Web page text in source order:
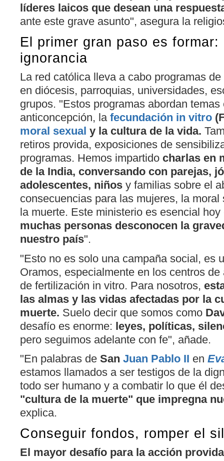
líderes laicos que desean una
ante este grave asunto", asegura la
El primer gran paso es formar:
ignorancia
La red católica lleva a cabo programas
en diócesis, parroquias, universidades,
grupos. "Estos programas abordan
anticoncepción, la fecundación in vitro
moral sexual y la cultura de la vida.
retiros provida, exposiciones de
programas. Hemos impartido charlas en
de la India, conversando con parejas,
adolescentes, niños y familias sobre el
consecuencias para las mujeres, la
la muerte. Este ministerio es esencial
muchas personas desconocen la
nuestro país".
"Esto no es solo una campaña social, es
Oramos, especialmente en los centros
de fertilización in vitro. Para nosotros,
las almas y las vidas afectadas por la
muerte. Suelo decir que somos como
desafío es enorme: leyes, políticas,
pero seguimos adelante con fe", añade.
"En palabras de San Juan Pablo II en
estamos llamados a ser testigos de la
todo ser humano y a combatir lo que él
"cultura de la muerte" que impregna
explica.
Conseguir fondos, romper el
El mayor desafío para la acción